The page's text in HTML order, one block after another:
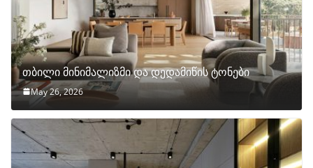
თბილი მინიმალიზმი და დედამიწის ტონები
May 26, 2026